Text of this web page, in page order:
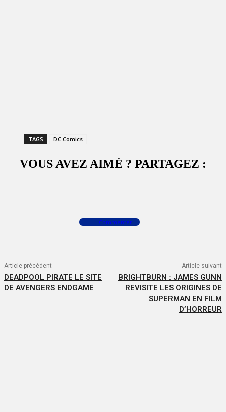
TAGS DC Comics
VOUS AVEZ AIMÉ ? PARTAGEZ :
Commenter
Article précédent
DEADPOOL PIRATE LE SITE
DE AVENGERS ENDGAME
Article suivant
BRIGHTBURN : JAMES GUNN
REVISITE LES ORIGINES DE
SUPERMAN EN FILM
D’HORREUR